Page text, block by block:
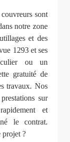
sont
notre zone
et des
1293 et ses
ou un
gratuité de
travaux. Nos
sur
et
le contrat.
projet ?